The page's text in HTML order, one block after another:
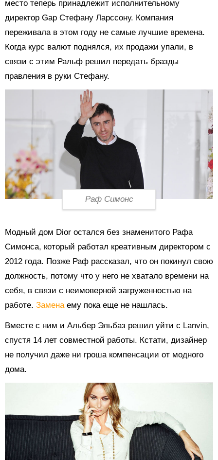
место теперь принадлежит исполнительному
директор Gap Стефану Ларссону. Компания
переживала в этом году не самые лучшие времена.
Когда курс валют поднялся, их продажи упали, в
связи с этим Ральф решил передать бразды
правления в руки Стефану.
Раф Симонс
Модный дом Dior остался без знаменитого Рафа
Симонса, который работал креативным директором с
2012 года. Позже Раф рассказал, что он покинул свою
должность, потому что у него не хватало времени на
себя, в связи с неимоверной загруженностью на
работе. Замена ему пока еще не нашлась.
Вместе с ним и Альбер Эльбаз решил уйти с Lanvin,
спустя 14 лет совместной работы. Кстати, дизайнер
не получил даже ни гроша компенсации от модного
дома.